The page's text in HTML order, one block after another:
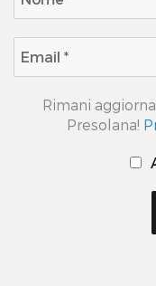
Rimani
Presolana!